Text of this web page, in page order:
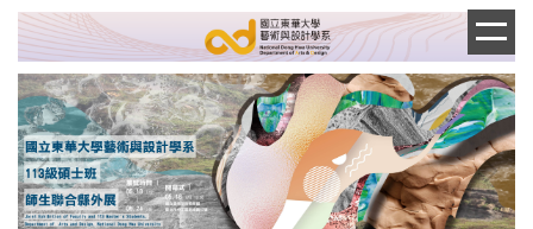
跳
到
主
要
內
容
區